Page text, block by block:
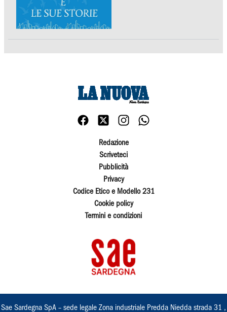
Redazione
Scriveteci
Pubblicità
Privacy
Codice Etico e Modello 231
Cookie policy
Termini e condizioni
Sae Sardegna SpA – sede legale Zona industriale Predda Niedda strada 31 ,